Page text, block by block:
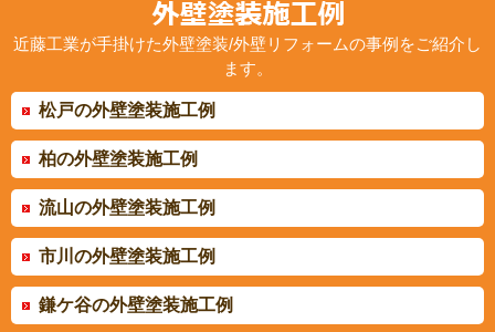
近藤工業が手掛けた外壁塗装/外壁リフォームの事例をご紹介し
ます。
松戸の外壁塗装施工例
柏の外壁塗装施工例
流山の外壁塗装施工例
市川の外壁塗装施工例
鎌ケ谷の外壁塗装施工例